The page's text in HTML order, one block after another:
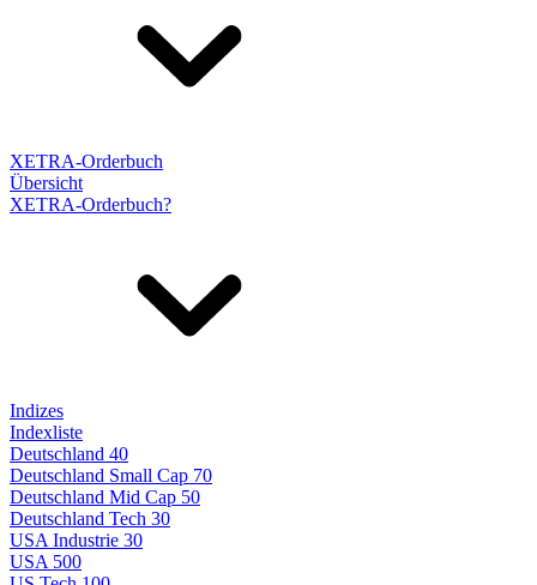
XETRA-Orderbuch
Übersicht
XETRA-Orderbuch?
Indizes
Indexliste
Deutschland 40
Deutschland Small Cap 70
Deutschland Mid Cap 50
Deutschland Tech 30
USA Industrie 30
USA 500